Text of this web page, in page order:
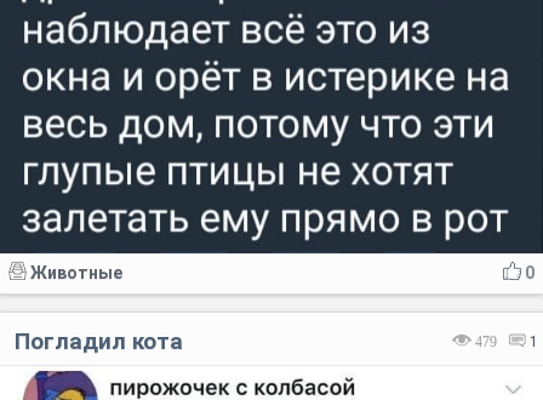
0
Животные
479 1
Погладил кота